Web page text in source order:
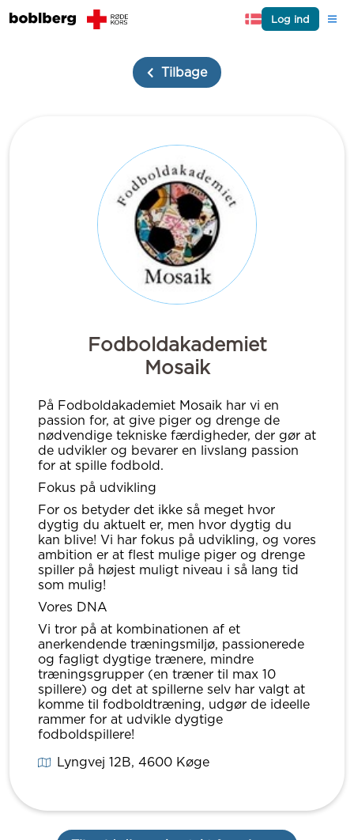
Log ind
Tilbage
Fodboldakademiet
Mosaik
På Fodboldakademiet Mosaik har vi en
passion for, at give piger og drenge de
nødvendige tekniske færdigheder, der gør at
de udvikler og bevarer en livslang passion
for at spille fodbold.
Fokus på udvikling
For os betyder det ikke så meget hvor
dygtig du aktuelt er, men hvor dygtig du
kan blive! Vi har fokus på udvikling, og vores
ambition er at flest mulige piger og drenge
spiller på højest muligt niveau i så lang tid
som mulig!
Vores DNA
Vi tror på at kombinationen af et
anerkendende træningsmiljø, passionerede
og fagligt dygtige trænere, mindre
træningsgrupper (en træner til max 10
spillere) og det at spillerne selv har valgt at
komme til fodboldtræning, udgør de ideelle
rammer for at udvikle dygtige
fodboldspillere!
Lyngvej 12B, 4600Køge